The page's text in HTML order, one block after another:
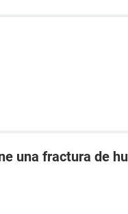
una fractura de